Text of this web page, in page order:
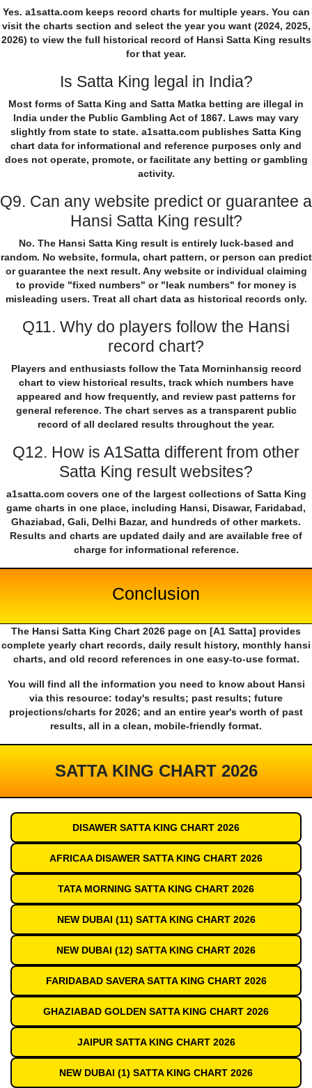
Yes. a1satta.com keeps record charts for multiple years. You can
visit the charts section and select the year you want (2024, 2025,
2026) to view the full historical record of Hansi Satta King results
for that year.
Is Satta King legal in India?
Most forms of Satta King and Satta Matka betting are illegal in
India under the Public Gambling Act of 1867. Laws may vary
slightly from state to state. a1satta.com publishes Satta King
chart data for informational and reference purposes only and
does not operate, promote, or facilitate any betting or gambling
activity.
Q9. Can any website predict or guarantee a
Hansi Satta King result?
No. The Hansi Satta King result is entirely luck-based and
random. No website, formula, chart pattern, or person can predict
or guarantee the next result. Any website or individual claiming
to provide "fixed numbers" or "leak numbers" for money is
misleading users. Treat all chart data as historical records only.
Q11. Why do players follow the Hansi
record chart?
Players and enthusiasts follow the Tata Morninhansig record
chart to view historical results, track which numbers have
appeared and how frequently, and review past patterns for
general reference. The chart serves as a transparent public
record of all declared results throughout the year.
Q12. How is A1Satta different from other
Satta King result websites?
a1satta.com covers one of the largest collections of Satta King
game charts in one place, including Hansi, Disawar, Faridabad,
Ghaziabad, Gali, Delhi Bazar, and hundreds of other markets.
Results and charts are updated daily and are available free of
charge for informational reference.
Conclusion
The Hansi Satta King Chart 2026 page on [A1 Satta] provides
complete yearly chart records, daily result history, monthly hansi
charts, and old record references in one easy-to-use format.
You will find all the information you need to know about Hansi
via this resource: today's results; past results; future
projections/charts for 2026; and an entire year's worth of past
results, all in a clean, mobile-friendly format.
SATTA KING CHART 2026
DISAWER SATTA KING CHART 2026
AFRICAA DISAWER SATTA KING CHART 2026
TATA MORNING SATTA KING CHART 2026
NEW DUBAI (11) SATTA KING CHART 2026
NEW DUBAI (12) SATTA KING CHART 2026
FARIDABAD SAVERA SATTA KING CHART 2026
GHAZIABAD GOLDEN SATTA KING CHART 2026
JAIPUR SATTA KING CHART 2026
NEW DUBAI (1) SATTA KING CHART 2026